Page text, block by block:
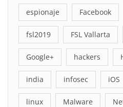
espionaje Facebook
fsl2019 FSL Vallarta
Google+ hackers
india infosec iOS
linux Malware